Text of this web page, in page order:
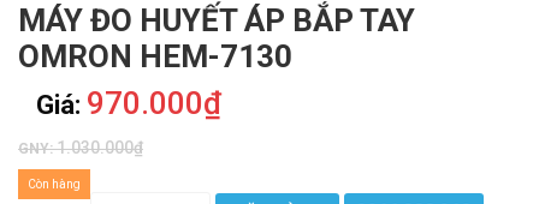
MÁY ĐO HUYẾT ÁP BẮP TAY
OMRON HEM-7130
Giá: 970.000₫
GNY:1.030.000₫
Còn hàng